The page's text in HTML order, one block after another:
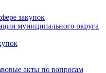
закупок
муниципального округа
акты по вопросам